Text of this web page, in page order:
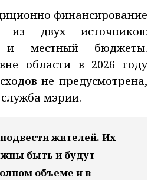
финансирование
из двух источников:
и местный бюджеты.
области в 2026 году
не предусмотрена,
мэрии.
жителей. Их
быть и будут
объеме и в